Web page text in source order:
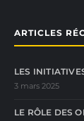
ARTICLES
LES
3 mars 2025
LE RÔLE DES